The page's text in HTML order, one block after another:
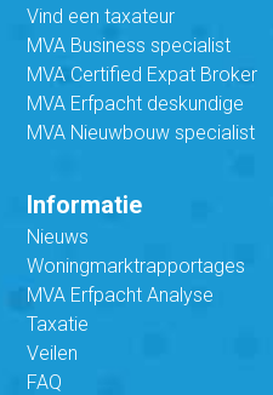
Vind een taxateur
MVA Business specialist
MVA Certified Expat Broker
MVA Erfpacht deskundige
MVA Nieuwbouw specialist
Informatie
Nieuws
Woningmarktrapportages
MVA Erfpacht Analyse
Taxatie
Veilen
FAQ